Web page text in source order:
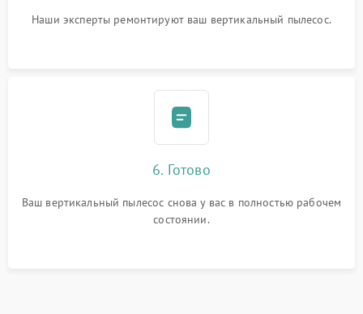
Наши эксперты ремонтируют ваш вертикальный пылесос.
6. Готово
Ваш вертикальный пылесос снова у вас в полностью рабочем
состоянии.